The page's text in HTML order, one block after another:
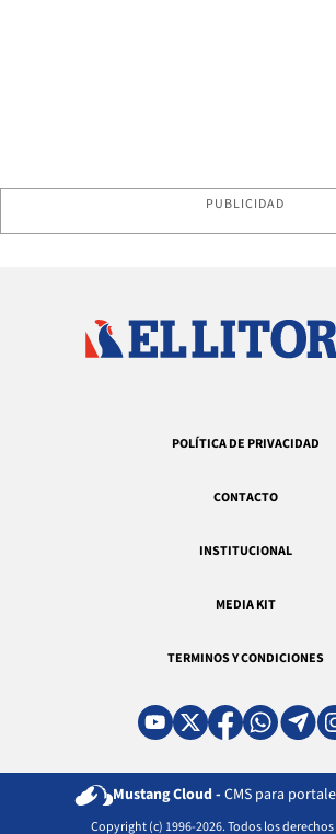
PUBLICIDAD
POLÍTICA DE PRIVACIDAD
CONTACTO
INSTITUCIONAL
MEDIA KIT
TERMINOS Y CONDICIONES
Mustang Cloud - CMS para
Copyright (c) 1996-2026. Todos los